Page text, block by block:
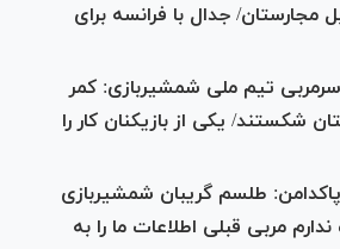
جدال با فرانسه برای
۲۰۲۴| سرمربی تیم ملی شمشیربازی: کمر
شکستند/ یکی از بازیکنان کار را
۲۰۲۴| پاکدامن: طلسم گریبان شمشیربازی
مربی قبلی اطلاعات ما را به